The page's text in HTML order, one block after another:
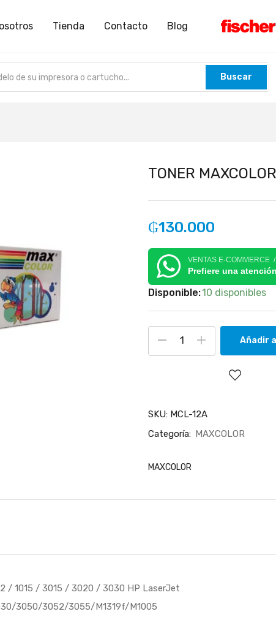
Tienda Contacto Blog
Buscar
TONER
₲130.000
VENTAS E-COMMERCE
Prefiere una
Disponible:10 disponibles
Añadir
SKU: MCL-12A
Categoría: MAXCOLOR
MAXCOLOR
/ 1015 / 3015 / 3020 / 3030 HP LaserJet
3050/3052/3055/M1319f/M1005